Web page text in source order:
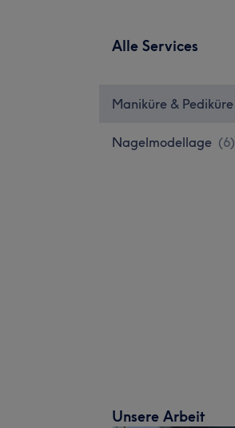
Alle Services
Maniküre & Pediküre
Nagelmodellage (6)
Unsere Arbeit